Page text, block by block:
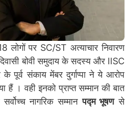
लोगों पर SC/ST अत्याचार निवारण
बोवी समुदाय के सदस्य और IISC
के पूर्व संकाय मेंबर दुर्गाप्पा ने ये आरोप
हैं । वही इनको प्राप्त सम्मान की बात
नागरिक सम्मानपद्म भूषणसे